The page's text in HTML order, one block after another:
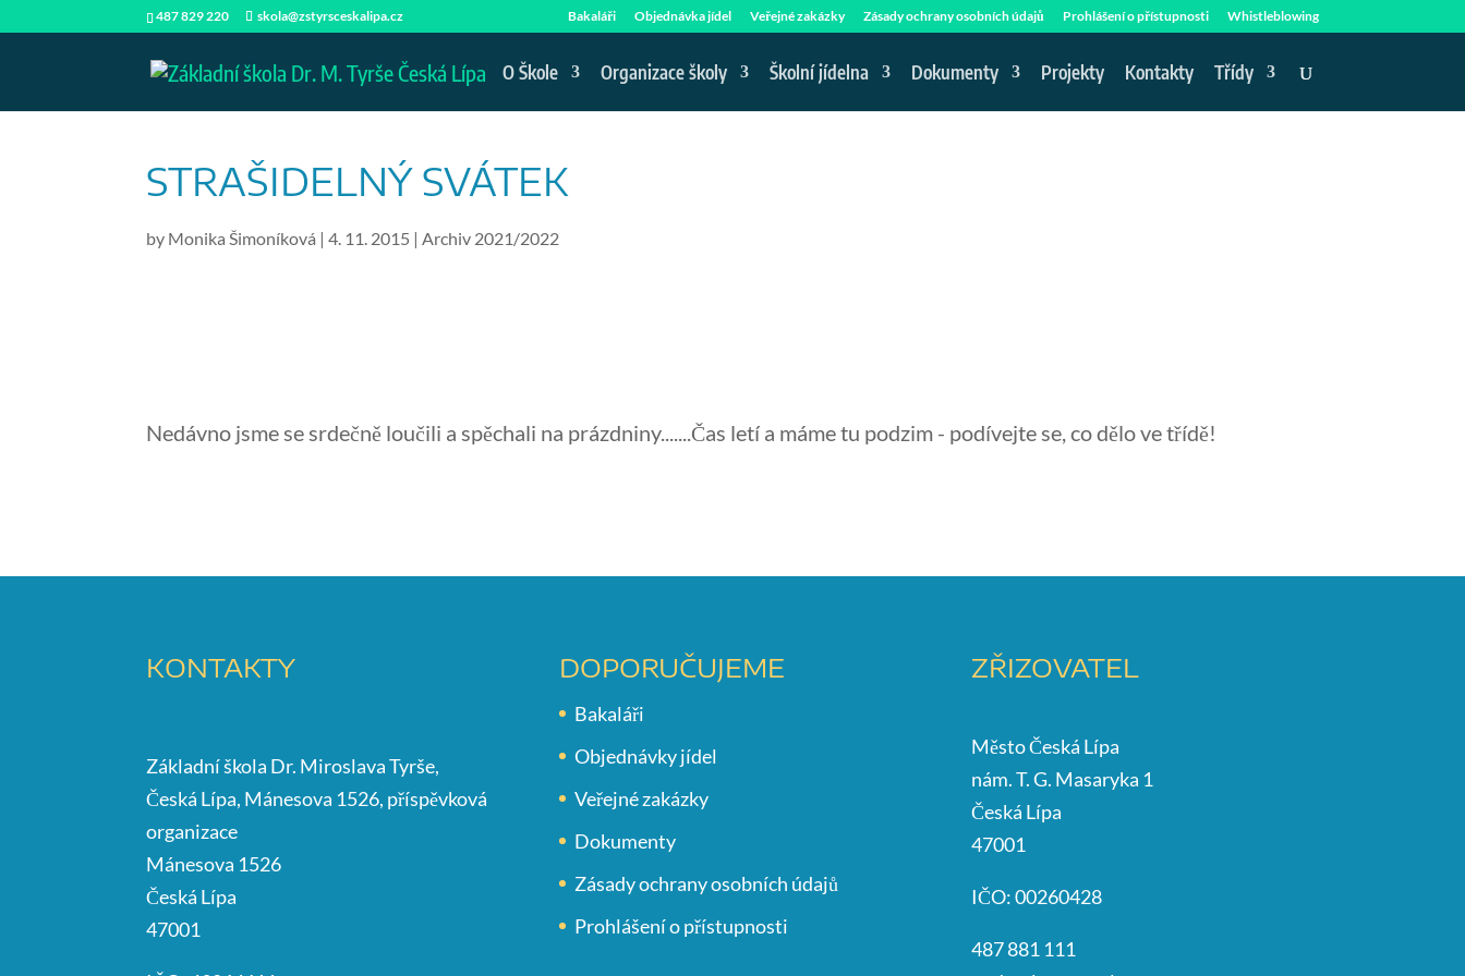
487 829 220 skola@zstyrsceskalipa.cz Bakaláři Objednávka jídel Veřejné zakázky Zásady ochrany osobních údajů Prohlášení o přístupnosti Whistleblowing
O Škole Organizace školy Školní jídelna Dokumenty Projekty Kontakty Třídy
STRAŠIDELNÝ SVÁTEK
by Monika Šimoníková |4. 11. 2015 |Archiv 2021/2022
Nedávno jsme se srdečně loučili a spěchali na prázdniny.......Čas letí a máme tu podzim - podívejte se, co dělo ve třídě!
KONTAKTY
Základní škola Dr. Miroslava Tyrše,
Česká Lípa, Mánesova 1526, příspěvková
organizace
Mánesova 1526
Česká Lípa
47001
DOPORUČUJEME
Bakaláři
Objednávky jídel
Veřejné zakázky
Dokumenty
Zásady ochrany osobních údajů
Prohlášení o přístupnosti
ZŘIZOVATEL
Město Česká Lípa
nám. T. G. Masaryka 1
Česká Lípa
47001
IČO: 00260428
487 881 111